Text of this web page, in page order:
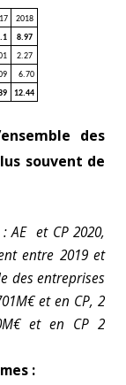
2018
8.97
2.27
6.70
12.44
des
souvent de
: AE et CP 2020,
entre 2019 et
des entreprises
et en CP, 2
et en CP 2
: